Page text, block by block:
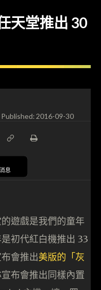
天堂推出 30
Published:2016-09-30
息
遊戲是我們的童年
初代紅白機推出 33
會推出美版的「灰
布會推出同樣內置